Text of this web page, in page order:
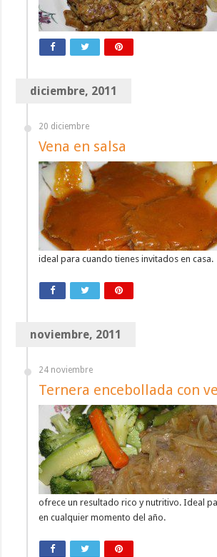
diciembre, 2011
20 diciembre
Vena en salsa
ideal para cuando tienes invitados en casa.
noviembre, 2011
24 noviembre
Ternera encebollada con
ofrece un resultado rico y nutritivo. Ideal
en cualquier momento del año.